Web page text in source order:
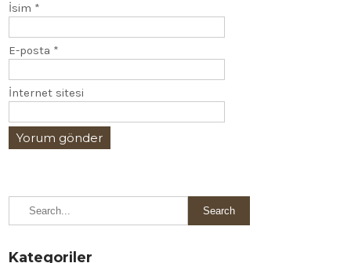
İsim *
E-posta *
İnternet sitesi
Kategoriler